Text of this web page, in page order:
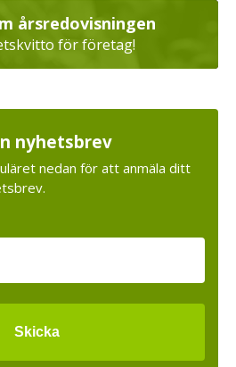
årsredovisningen
för företag!
nyhetsbrev
nedan för att anmäla ditt